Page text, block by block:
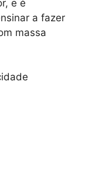
e é
a fazer
massa